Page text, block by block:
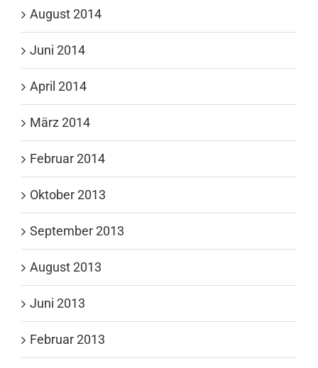
August 2014
Juni 2014
April 2014
März 2014
Februar 2014
Oktober 2013
September 2013
August 2013
Juni 2013
Februar 2013